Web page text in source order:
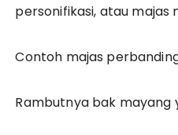
personifikasi, atau majas
Contoh majas
Rambutnya bak mayang